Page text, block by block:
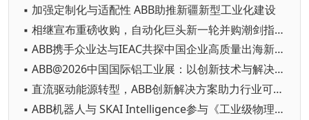
▪ 加强定制化与适配性 ABB助推新疆新型工业化建设
▪ 相继宣布重磅收购，自动化巨头新一轮并购潮剑指何方？
▪ ABB携手众业达与IEAC共探中国企业高质量出海新路径
▪ ABB@2026中国国际铝工业展：以创新技术与解决方案赋能铝行业高质量发展
▪ 直流驱动能源转型，ABB创新解决方案助力行业可持续发展
▪ ABB机器人与 SKAI Intelligence参与《工业级物理AI赋能高精密制造》白皮书中文版发布仪式